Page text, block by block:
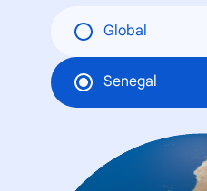
Global
Senegal